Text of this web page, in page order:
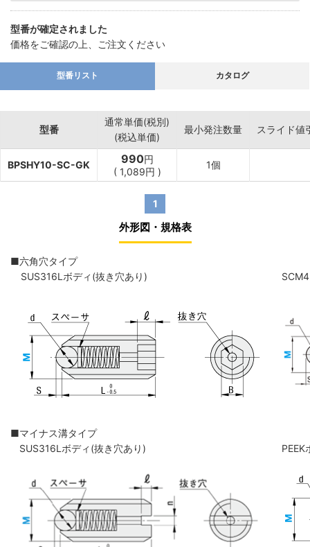
型番が確定されました
価格をご確認の上、ご注文ください
型番リスト カタログ
型番
通常単価(税別)
(税込単価)
最小発注数量 スライド値
BPSHY10-SC-GK 990円
( 1,089円 )
1個
1
外形図・規格表
■六角穴タイプ
SUS316Lボディ(抜き穴あり)
■マイナス溝タイプ
SUS316Lボディ(抜き穴あり)
PEEK